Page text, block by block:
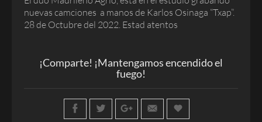
nuevas camciones a manos de Karlos Osinaga “Txap”.
28 de Octubre del 2022. Estad atentos
¡Comparte! ¡Mantengamos encendido el
fuego!